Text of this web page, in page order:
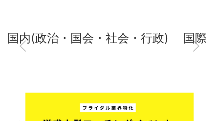
国内(政治・国会・社会・行政) 国際